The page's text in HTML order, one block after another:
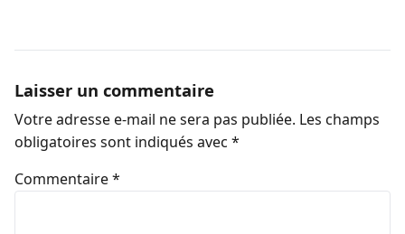
Laisser un commentaire
Votre adresse e-mail ne sera pas publiée. Les champs
obligatoires sont indiqués avec *
Commentaire*